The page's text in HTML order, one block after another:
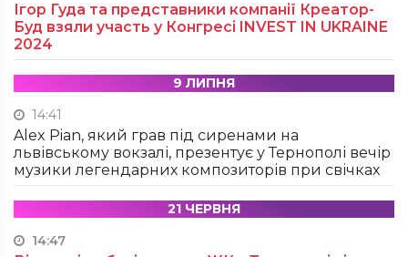
Ігор Гуда та представники компанії Креатор-
Буд взяли участь у Конгресі INVEST IN UKRAINE
2024
9 ЛИПНЯ
14:41
Alex Pian, який грав під сиренами на
львівському вокзалі, презентує у Тернополі вечір
музики легендарних композиторів при свічках
21 ЧЕРВНЯ
14:47